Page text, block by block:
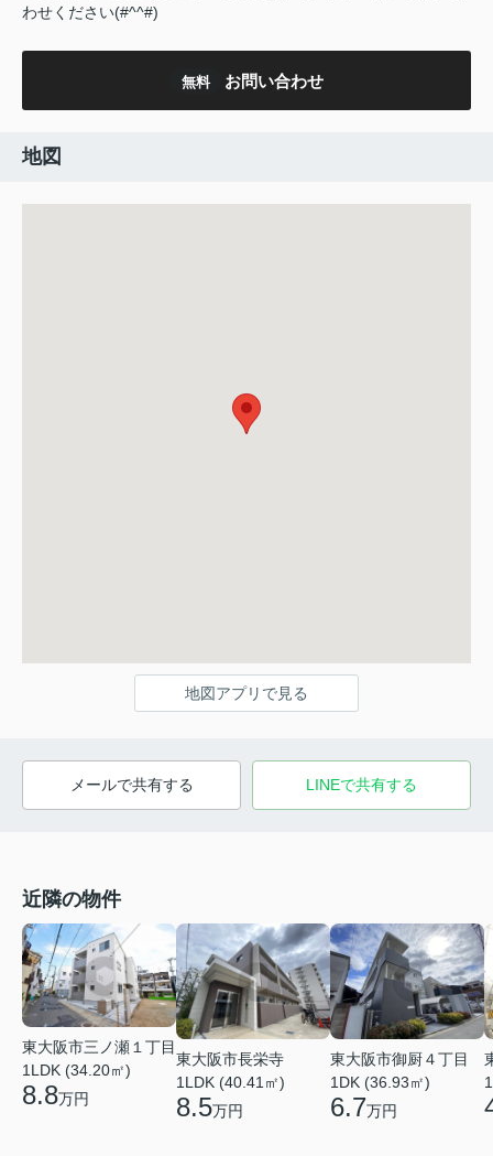
わせください(#^^#)
無料 お問い合わせ
地図
地図アプリで見る
メールで共有する LINEで共有する
近隣の物件
東大阪市三ノ瀬１丁目
1LDK (34.20㎡)
8.8万円
東大阪市長栄寺
1LDK (40.41㎡)
8.5万円
東大阪市御厨４丁目
1DK (36.93㎡)
6.7万円